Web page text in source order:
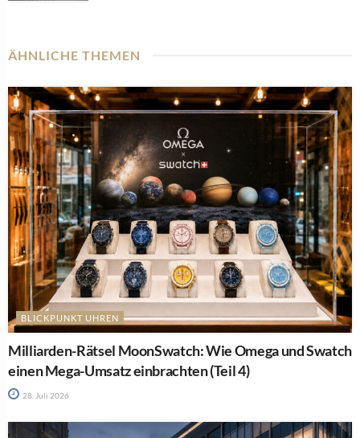
ÄHNLICHE THEMEN
BLICKPUNKT UHREN
Milliarden-Rätsel MoonSwatch: Wie Omega und Swatch
einen Mega-Umsatz einbrachten (Teil 4)
28. Juli 2026